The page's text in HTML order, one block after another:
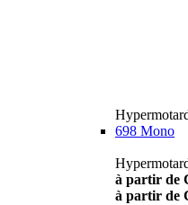
698 Mono
à partir de
à partir de